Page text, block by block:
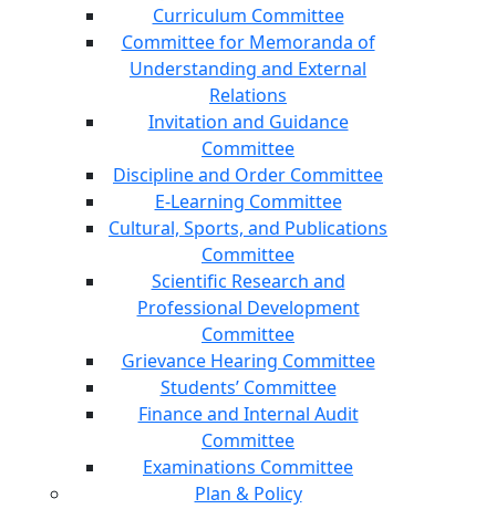
Curriculum Committee
Committee for Memoranda of
Understanding and External
Relations
Invitation and Guidance
Committee
Discipline and Order Committee
E-Learning Committee
Cultural, Sports, and Publications
Committee
Scientific Research and
Professional Development
Committee
Grievance Hearing Committee
Students’ Committee
Finance and Internal Audit
Committee
Examinations Committee
Plan & Policy